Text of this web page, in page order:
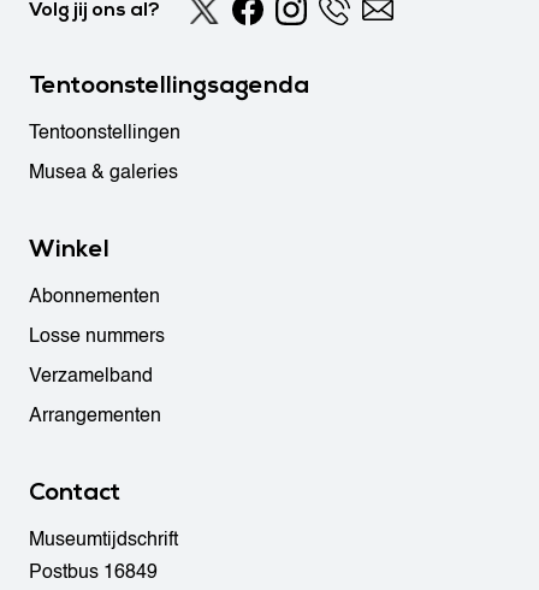
Volg jij ons al?
Tentoonstellingsagenda
Tentoonstellingen
Musea & galeries
Winkel
Abonnementen
Losse nummers
Verzamelband
Arrangementen
Contact
Museumtijdschrift
Postbus 16849